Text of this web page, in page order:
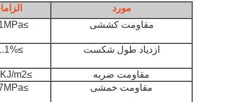
مورد
مقاومت کششی
≥13.1MPa
ازدیاد طول شکست
≥11.1%
مقاومت ضربه
≥32.4KJ/m2
مقاومت خمشی
≥15.7MPa